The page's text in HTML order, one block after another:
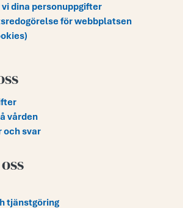
dina personuppgifter
för webbplatsen
vården
och svar
tjänstgöring